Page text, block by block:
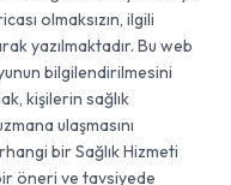
olmaksızın, ilgili
yazılmaktadır. Bu web
bilgilendirilmesini
kişilerin sağlık
ulaşmasını
bir Sağlık Hizmeti
öneri ve tavsiyede